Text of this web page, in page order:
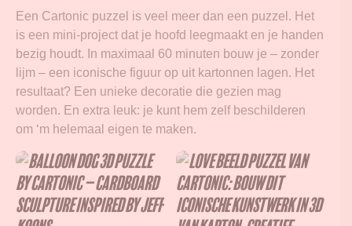
Een Cartonic puzzel is veel meer dan een puzzel. Het
is een mini-project dat je hoofd leegmaakt en je handen
bezig houdt. In maximaal 60 minuten bouw je – zonder
lijm – een iconische figuur op uit kartonnen lagen. Het
resultaat? Een unieke decoratie die gezien mag
worden. En extra leuk: je kunt hem zelf beschilderen
om ‘m helemaal eigen te maken.